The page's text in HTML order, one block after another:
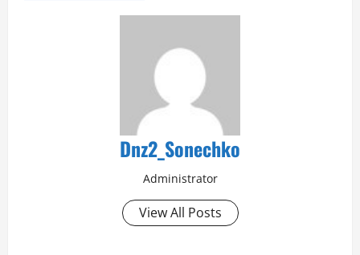
Dnz2_Sonechko
Administrator
View All Posts